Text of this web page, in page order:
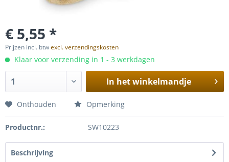
€ 5,55 *
Prijzen incl. btwexcl. verzendingskosten
Klaar voor verzending in 1 - 3 werkdagen
In het winkelmandje
Onthouden Opmerking
Productnr.: SW10223
Beschrijving